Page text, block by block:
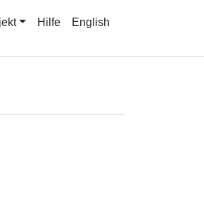
Hilfe English